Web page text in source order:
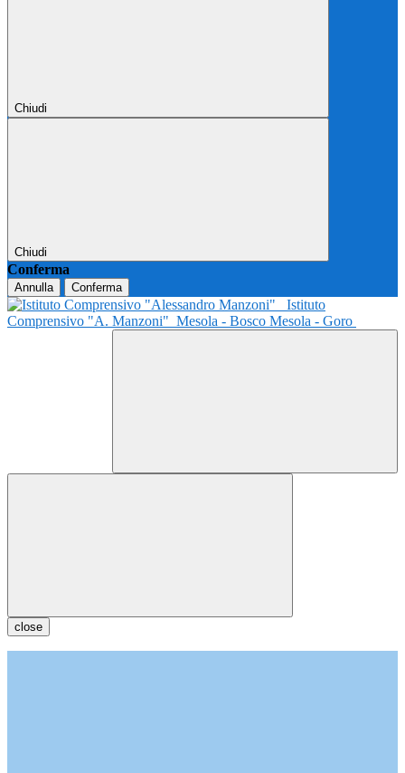
Chiudi
Chiudi
Conferma
Annulla Conferma
Istituto
Comprensivo "A. Manzoni" Mesola - Bosco Mesola - Goro
close